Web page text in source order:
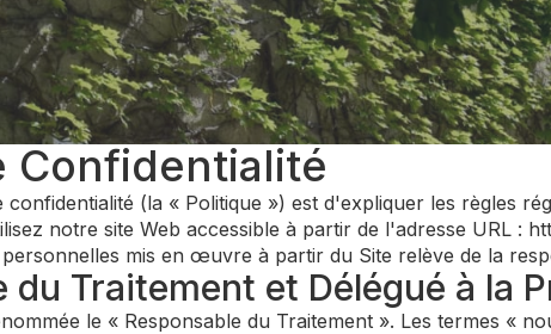
Confidentialité
confidentialité (la « Politique ») est d'expliquer les règles
notre site Web accessible à partir de l'adresse URL :
mis en œuvre à partir du Site relève de la
du Traitement et Délégué à la
le « Responsable du Traitement ». Les termes «